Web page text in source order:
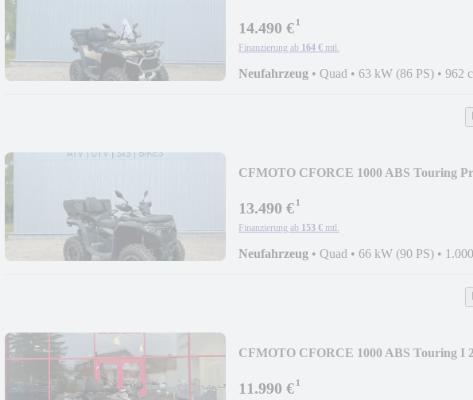
14.490 €¹
Finanzierung ab 164 € mtl.
Neufahrzeug • Quad • 63 kW (86 PS) • 962
CFMOTO CFORCE 1000 ABS Touring
13.490 €¹
Finanzierung ab 153 € mtl.
Neufahrzeug • Quad • 66 kW (90 PS) •
CFMOTO CFORCE 1000 ABS Touring I
11.990 €¹